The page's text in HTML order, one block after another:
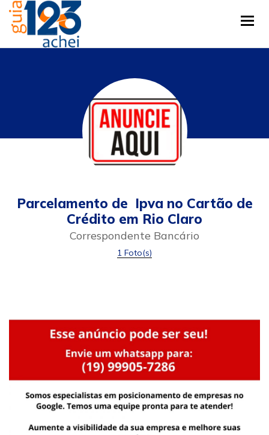
Parcelamento de Ipva no Cartão de
Crédito em Rio Claro
Correspondente Bancário
1 Foto(s)